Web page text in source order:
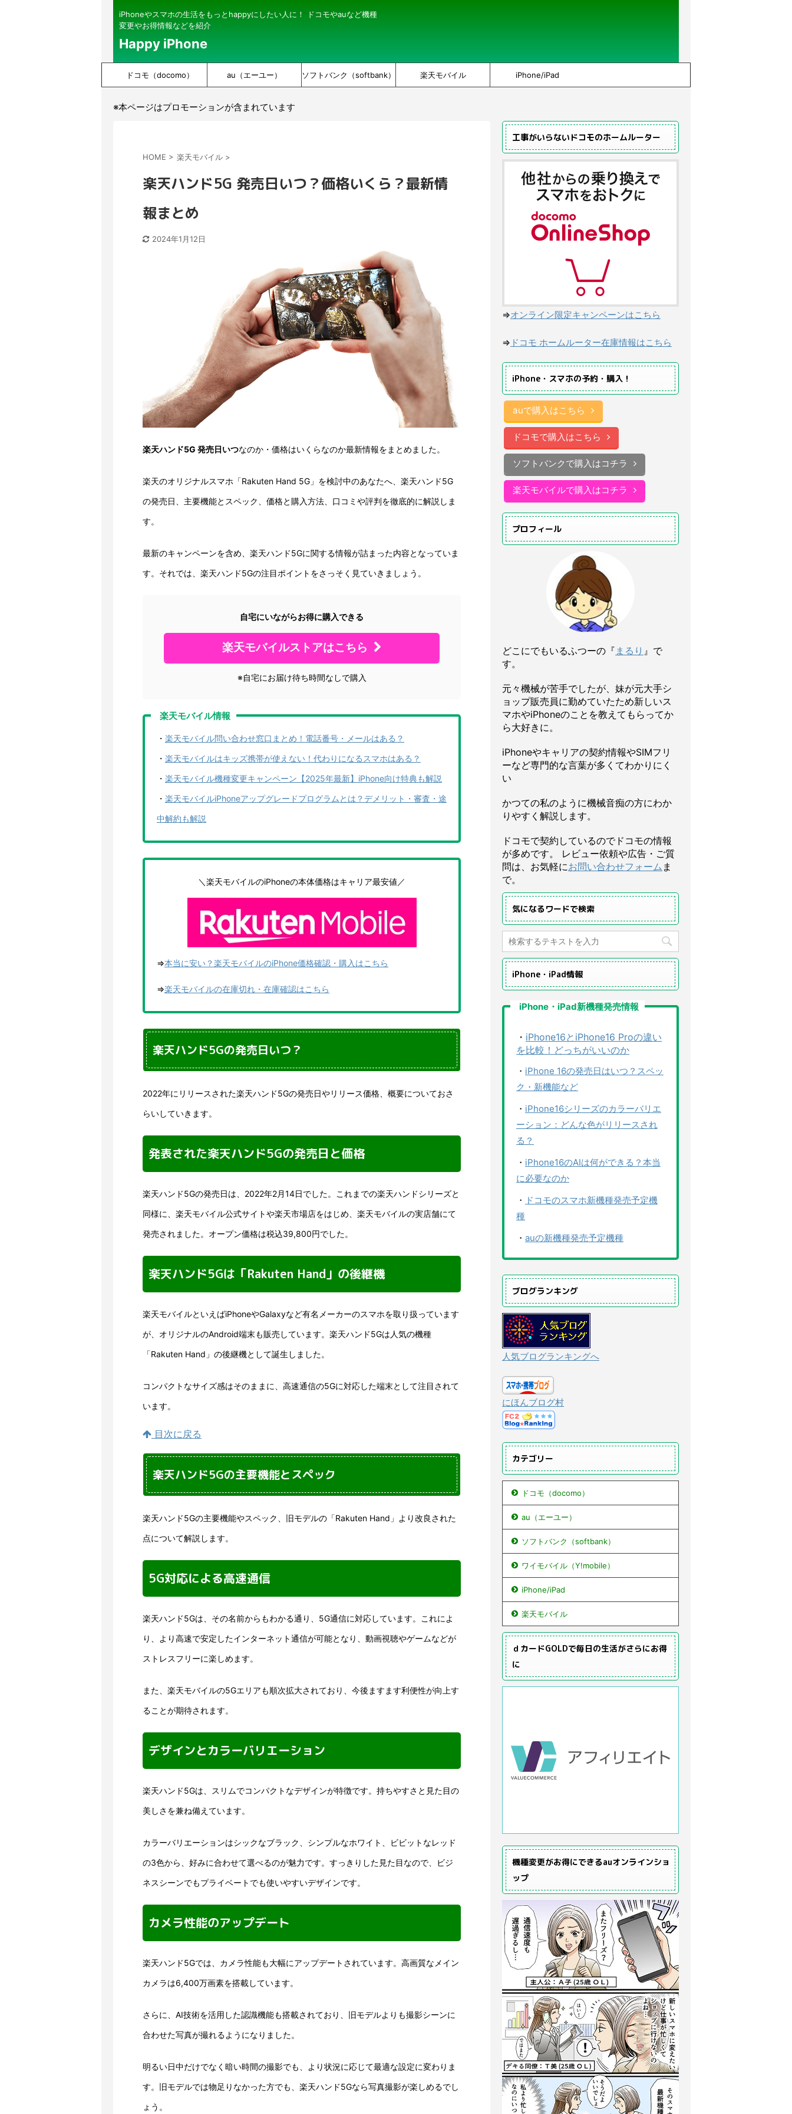
iPhoneやスマホの生活をもっとhappyにしたい人に！ ドコモやauなど機種
変更やお得情報などを紹介
Happy iPhone
ドコモ（docomo） au（エーユー） ソフトバンク（softbank） 楽天モバイル iPhone/iPad
※本ページはプロモーションが含まれています
HOME > 楽天モバイル >
楽天ハンド5G 発売日いつ？価格いくら？最新情
報まとめ
2024年1月12日
楽天ハンド5G 発売日いつなのか・価格はいくらなのか最新情報をまとめました。
楽天のオリジナルスマホ「Rakuten Hand 5G」を検討中のあなたへ、楽天ハンド5G
の発売日、主要機能とスペック、価格と購入方法、口コミや評判を徹底的に解説しま
す。
最新のキャンペーンを含め、楽天ハンド5Gに関する情報が詰まった内容となっていま
す。それでは、楽天ハンド5Gの注目ポイントをさっそく見ていきましょう。
自宅にいながらお得に購入できる
楽天モバイルストアはこちら
※自宅にお届け待ち時間なしで購入
楽天モバイル情報
・ 楽天モバイル問い合わせ窓口まとめ！電話番号・メールはある？
・ 楽天モバイルはキッズ携帯が使えない！代わりになるスマホはある？
・ 楽天モバイル機種変更キャンペーン【2025年最新】iPhone向け特典も解説
・ 楽天モバイルiPhoneアップグレードプログラムとは？デメリット・審査・途
中解約も解説
＼楽天モバイルのiPhoneの本体価格はキャリア最安値／
⇒本当に安い？楽天モバイルのiPhone価格確認・購入はこちら
⇒楽天モバイルの在庫切れ・在庫確認はこちら
楽天ハンド5Gの発売日いつ？
2022年にリリースされた楽天ハンド5Gの発売日やリリース価格、概要についておさ
らいしていきます。
発表された楽天ハンド5Gの発売日と価格
楽天ハンド5Gの発売日は、2022年2月14日でした。これまでの楽天ハンドシリーズと
同様に、楽天モバイル公式サイトや楽天市場店をはじめ、楽天モバイルの実店舗にて
発売されました。オープン価格は税込39,800円でした。
楽天ハンド5Gは「Rakuten Hand」の後継機
楽天モバイルといえばiPhoneやGalaxyなど有名メーカーのスマホを取り扱っています
が、オリジナルのAndroid端末も販売しています。楽天ハンド5Gは人気の機種
「Rakuten Hand」の後継機として誕生しました。
コンパクトなサイズ感はそのままに、高速通信の5Gに対応した端末として注目されて
います。
目次に戻る
楽天ハンド5Gの主要機能とスペック
楽天ハンド5Gの主要機能やスペック、旧モデルの「Rakuten Hand」より改良された
点について解説します。
5G対応による高速通信
楽天ハンド5Gは、その名前からもわかる通り、5G通信に対応しています。これによ
り、より高速で安定したインターネット通信が可能となり、動画視聴やゲームなどが
ストレスフリーに楽しめます。
また、楽天モバイルの5Gエリアも順次拡大されており、今後ますます利便性が向上す
ることが期待されます。
デザインとカラーバリエーション
楽天ハンド5Gは、スリムでコンパクトなデザインが特徴です。持ちやすさと見た目の
美しさを兼ね備えています。
カラーバリエーションはシックなブラック、シンプルなホワイト、ビビットなレッド
の3色から、好みに合わせて選べるのが魅力です。すっきりした見た目なので、ビジ
ネスシーンでもプライベートでも使いやすいデザインです。
カメラ性能のアップデート
楽天ハンド5Gでは、カメラ性能も大幅にアップデートされています。高画質なメイン
カメラは6,400万画素を搭載しています。
さらに、AI技術を活用した認識機能も搭載されており、旧モデルよりも撮影シーンに
合わせた写真が撮れるようになりました。
明るい日中だけでなく暗い時間の撮影でも、より状況に応じて最適な設定に変わりま
す。旧モデルでは物足りなかった方でも、楽天ハンド5Gなら写真撮影が楽しめるでし
ょう。
工事がいらないドコモのホームルーター
⇒オンライン限定キャンペーンはこちら
⇒ ドコモ ホームルーター在庫情報はこちら
iPhone・スマホの予約・購入！
auで購入はこちら
ドコモで購入はこちら
ソフトバンクで購入はコチラ
楽天モバイルで購入はコチラ
プロフィール
どこにでもいるふつーの『 まるり 』で
す。
元々機械が苦手でしたが、妹が元大手シ
ョップ販売員に勤めていたため新しいス
マホやiPhoneのことを教えてもらってか
ら大好きに。
iPhoneやキャリアの契約情報やSIMフリ
ーなど専門的な言葉が多くてわかりにく
い
かつての私のように機械音痴の方にわか
りやすく解説します。
ドコモで契約しているのでドコモの情報
が多めです。 レビュー依頼や広告・ご質
問は、お気軽にお問い合わせフォーム ま
で。
気になるワードで検索
iPhone・iPad情報
iPhone・iPad新機種発売情報
・ iPhone16とiPhone16 Proの違い
を比較！どっちがいいのか
・ iPhone 16の発売日はいつ？スペッ
ク・新機能など
・ iPhone16シリーズのカラーバリエ
ーション：どんな色がリリースされ
る？
・ iPhone16のAIは何ができる？本当
に必要なのか
・ ドコモのスマホ新機種発売予定機
種
・ auの新機種発売予定機種
ブログランキング
人気ブログランキングへ
にほんブログ村
カテゴリー
ドコモ（docomo）
au（エーユー）
ソフトバンク（softbank）
ワイモバイル（Y!mobile）
iPhone/iPad
楽天モバイル
ｄカードGOLDで毎日の生活がさらにお得
に
機種変更がお得にできるauオンラインショ
ップ